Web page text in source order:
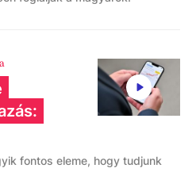
fontos eleme, hogy tudjunk